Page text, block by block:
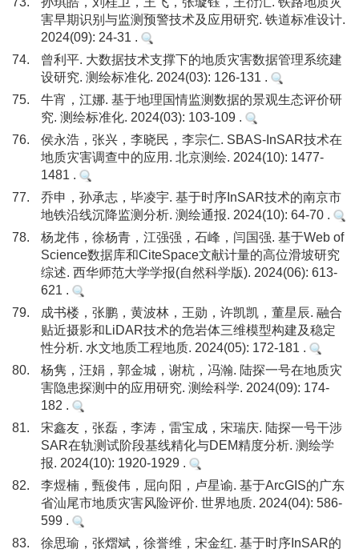
害早期识别与监测预警技术及应用研究. 铁道标准设计.
2024(09): 24-31 .
74.
曾利平. 大数据技术支撑下的地质灾害数据管理系统建
设研究. 测绘标准化. 2024(03): 126-131 .
75.
牛宵，江娜. 基于地理国情监测数据的景观生态评价研
究. 测绘标准化. 2024(03): 103-109 .
76.
侯永浩，张兴，李晓民，李宗仁. SBAS-InSAR技术在
地质灾害调查中的应用. 北京测绘. 2024(10): 1477-
1481 .
77.
乔申，孙承志，毕凌宇. 基于时序InSAR技术的南京市
地铁沿线沉降监测分析. 测绘通报. 2024(10): 64-70 .
78.
杨龙伟，徐杨青，江强强，石峰，闫国强. 基于Web of
Science数据库和CiteSpace文献计量的高位滑坡研究
综述. 西华师范大学学报(自然科学版). 2024(06): 613-
621 .
79.
成书楼，张鹏，黄波林，王勋，许凯凯，董星辰. 融合
贴近摄影和LiDAR技术的危岩体三维模型构建及稳定
性分析. 水文地质工程地质. 2024(05): 172-181 .
80.
杨隽，汪娟，郭金城，谢杭，冯瀚. 陆探一号在地质灾
害隐患探测中的应用研究. 测绘科学. 2024(09): 174-
182 .
81.
宋鑫友，张磊，李涛，雷宝成，宋瑞庆. 陆探一号干涉
SAR在轨测试阶段基线精化与DEM精度分析. 测绘学
报. 2024(10): 1920-1929 .
82.
李煜楠，甄俊伟，屈向阳，卢星谕. 基于ArcGIS的广东
省汕尾市地质灾害风险评价. 世界地质. 2024(04): 586-
599 .
83.
徐思瑜，张熠斌，徐誉维，宋金红. 基于时序InSAR的